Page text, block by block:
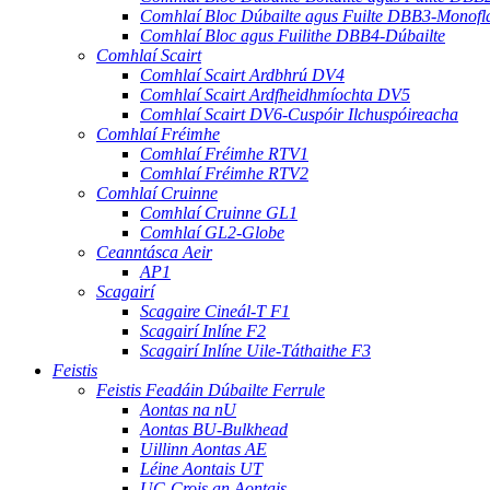
Comhlaí Bloc Dúbailte agus Fuilte DBB3-
Comhlaí Bloc agus Fuilithe DBB4-Dúbailte
Comhlaí Scairt
Comhlaí Scairt Ardbhrú DV4
Comhlaí Scairt Ardfheidhmíochta DV5
Comhlaí Scairt DV6-Cuspóir Ilchuspóireacha
Comhlaí Fréimhe
Comhlaí Fréimhe RTV1
Comhlaí Fréimhe RTV2
Comhlaí Cruinne
Comhlaí Cruinne GL1
Comhlaí GL2-Globe
Ceanntásca Aeir
AP1
Scagairí
Scagaire Cineál-T F1
Scagairí Inlíne F2
Scagairí Inlíne Uile-Táthaithe F3
Feistis
Feistis Feadáin Dúbailte Ferrule
Aontas na nU
Aontas BU-Bulkhead
Uillinn Aontas AE
Léine Aontais UT